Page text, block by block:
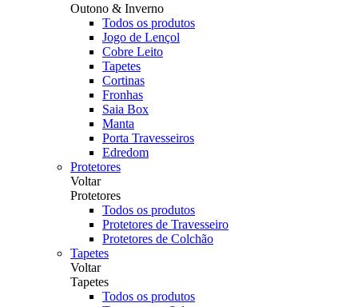
Outono & Inverno
Todos os produtos
Jogo de Lençol
Cobre Leito
Tapetes
Cortinas
Fronhas
Saia Box
Manta
Porta Travesseiros
Edredom
Protetores
Voltar
Protetores
Todos os produtos
Protetores de Travesseiro
Protetores de Colchão
Tapetes
Voltar
Tapetes
Todos os produtos